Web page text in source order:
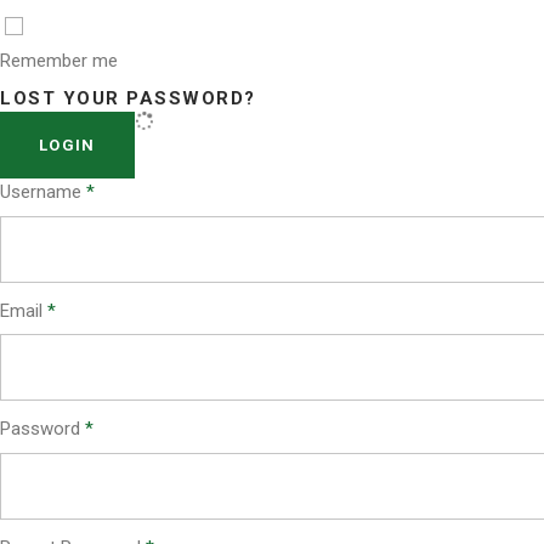
Remember me
LOST YOUR PASSWORD?
LOGIN
Username *
Email *
Password *